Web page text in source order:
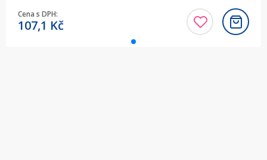
Cena s DPH:
107,1 Kč